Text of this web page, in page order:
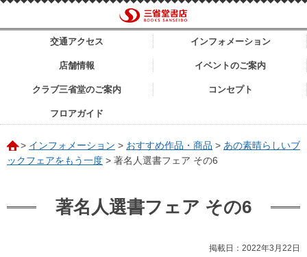
交通アクセス インフォメーション
店舗情報 イベントのご案内
クラブ三省堂のご案内 コンセプト
フロアガイド
> インフォメーション > おすすめ作品・商品 > あの素晴らしいブ
ックフェアをもう一度 > 著名人選書フェア その6
著名人選書フェア その6
掲載日：2022年3月22日